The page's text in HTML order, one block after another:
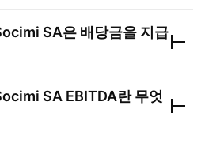
SA은 배당금을 지급
SA EBITDA란 무엇